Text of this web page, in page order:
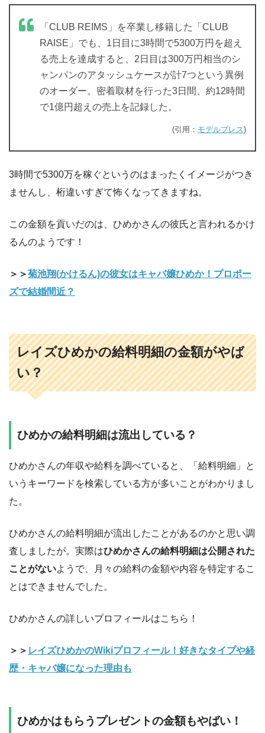
「CLUB REIMS」を卒業し移籍した「CLUB
RAISE」でも、1日目に3時間で5300万円を超え
る売上を達成すると、2日目は300万円相当のシ
ャンパンのアタッシュケースが計7つという異例
のオーダー。密着取材を行った3日間、約12時間
で1億円超えの売上を記録した。
(引用： モデルプレス)
3時間で5300万を稼ぐというのはまったくイメージがつき
ませんし、桁違いすぎて怖くなってきますね。
この金額を貢いだのは、ひめかさんの彼氏と言われるかけ
るんのようです！
＞＞菊池翔(かけるん)の彼女はキャバ嬢ひめか！プロポー
ズで結婚間近？
レイズひめかの給料明細の金額がやば
い？
ひめかの給料明細は流出している？
ひめかさんの年収や給料を調べていると、「給料明細」と
いうキーワードを検索している方が多いことがわかりまし
た。
ひめかさんの給料明細が流出したことがあるのかと思い調
査しましたが。実際はひめかさんの給料明細は公開された
ことがないようで、月々の給料の金額や内容を特定するこ
とはできませんでした。
ひめかさんの詳しいプロフィールはこちら！
＞＞ レイズひめかのWikiプロフィール！好きなタイプや経
歴・キャバ嬢になった理由も
ひめかはもらうプレゼントの金額もやばい！